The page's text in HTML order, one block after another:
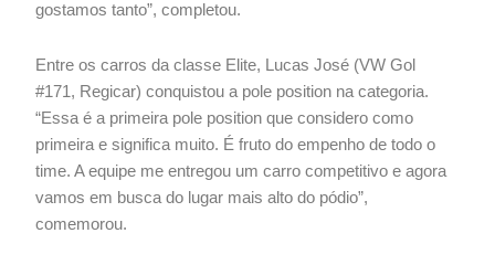
gostamos tanto”, completou.
Entre os carros da classe Elite, Lucas José (VW Gol
#171, Regicar) conquistou a pole position na categoria.
“Essa é a primeira pole position que considero como
primeira e significa muito. É fruto do empenho de todo o
time. A equipe me entregou um carro competitivo e agora
vamos em busca do lugar mais alto do pódio”,
comemorou.